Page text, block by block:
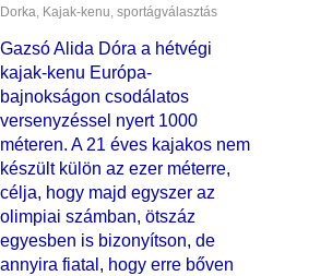
Dorka, Kajak-kenu, sportágválasztás
Gazsó Alida Dóra a hétvégi
kajak-kenu Európa-
bajnokságon csodálatos
versenyzéssel nyert 1000
méteren. A 21 éves kajakos nem
készült külön az ezer méterre,
célja, hogy majd egyszer az
olimpiai számban, ötszáz
egyesben is bizonyítson, de
annyira fiatal, hogy erre bőven